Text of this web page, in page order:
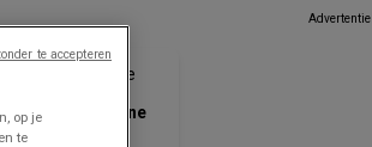
ZOJUIST TOEGEVOEGD
Proxy Delhaize
de la semaine
Advertentie
op je
te
te accepteren